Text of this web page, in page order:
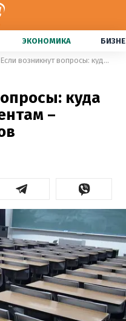
ЭКОНОМИКА
Если возникнут вопросы: куда звонить абитуриентам – номера телефонов
куда
–